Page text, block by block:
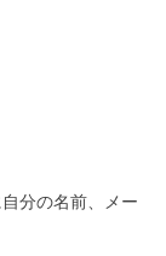
分の名前、メー